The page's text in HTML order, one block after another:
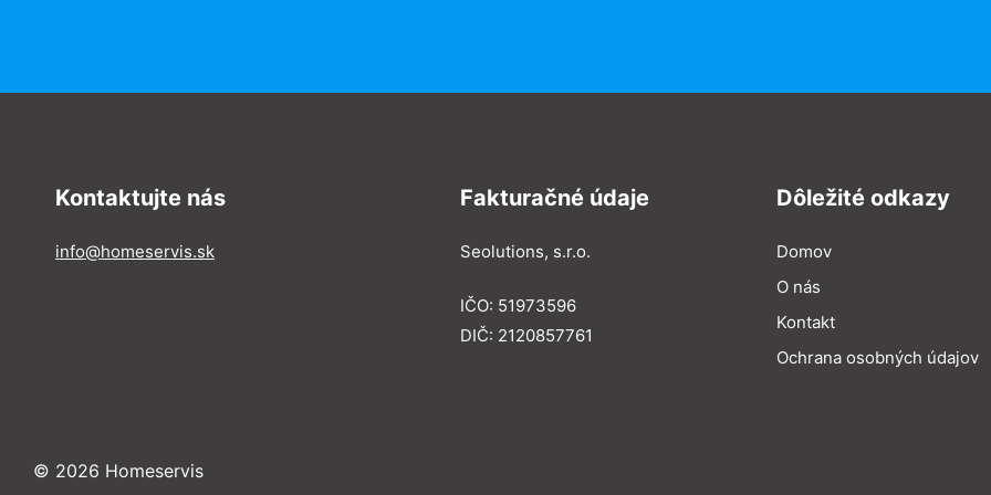
Kontaktujte nás
info@homeservis.sk
Fakturačné údaje
Seolutions, s.r.o.
IČO: 51973596
DIČ: 2120857761
Dôležité odkazy
Domov
O nás
Kontakt
Ochrana osobných údajov
© 2026 Homeservis